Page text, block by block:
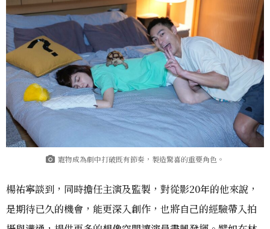
寵物成為劇中打破既有節奏，製造驚喜的重要角色。
楊祐寧談到，同時擔任主演及監製，對從影20年的他來說，
是期待已久的機會，能更深入創作，也將自己的經驗帶入拍